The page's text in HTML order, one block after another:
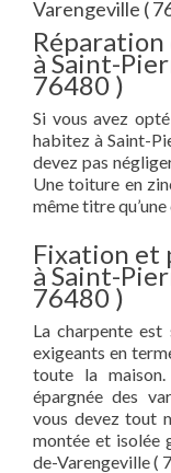
Varengeville (
à Saint-
76480 )
Si vous avez
habitez à Saint-
devez pas
Une toiture en
même titre
Fixation et
à Saint-
76480 )
La charpente est
exigeants en
toute la
épargnée des
vous devez tout
montée et isolée
de-Varengeville (